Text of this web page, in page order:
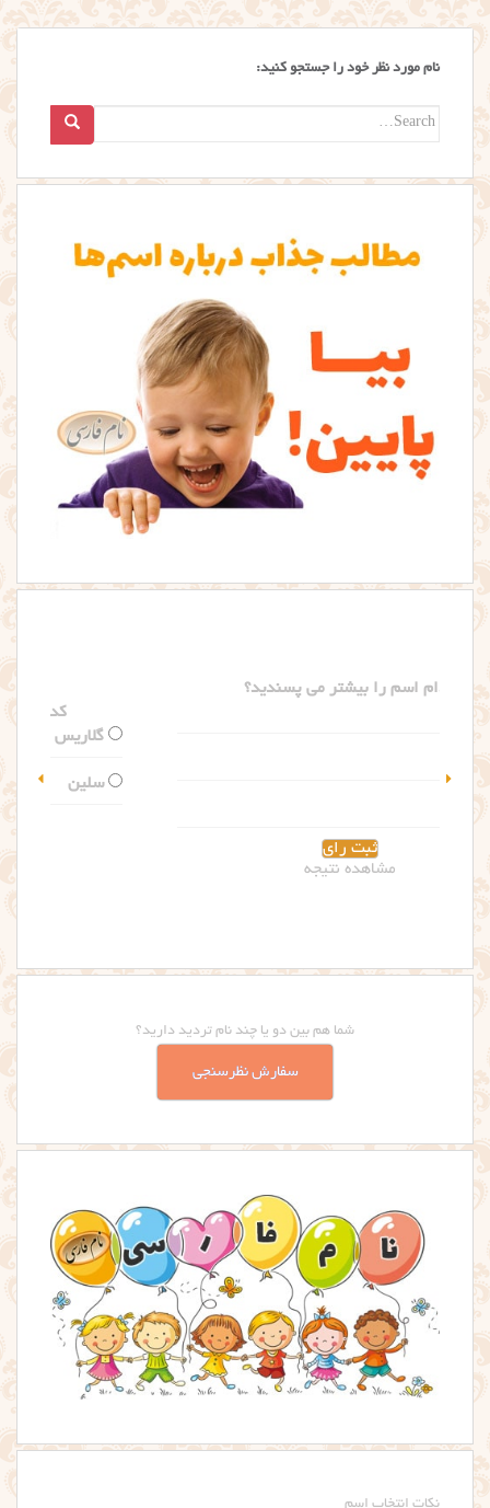
نام مورد نظر خود را جستجو کنید:
Search
شما هم بین دو یا چند نام تردید دارید؟
سفارش نظرسنجی